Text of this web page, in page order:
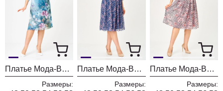
Платье Мода-Версаль 2646 голубой
Размеры:
Платье Мода-Версаль 2640 индиго
Размеры:
Платье Мода-Версаль 2640 пудра
Размеры: